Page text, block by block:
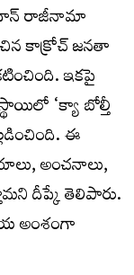
రాజీనామా
కాక్రోచ్‌ జనతా
ఇకపై
‘క్యా బోల్తీ
ఈ
అంచనాలు,
దీప్కే తెలిపారు.
అంశంగా